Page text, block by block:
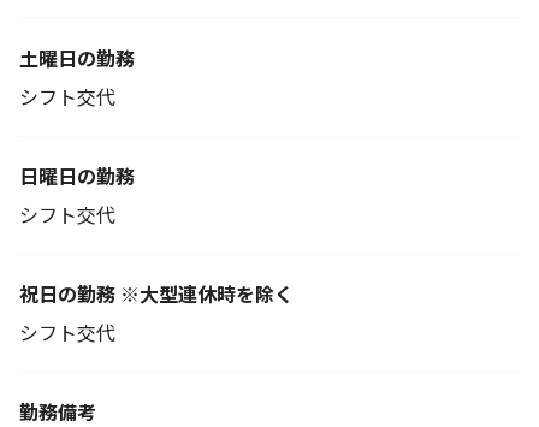
土曜日の勤務
シフト交代
日曜日の勤務
シフト交代
祝日の勤務 ※大型連休時を除く
シフト交代
勤務備考